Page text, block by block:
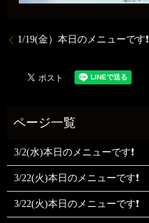
1/19(金）本日のメニューです❗
3/2(水)本日のメニューです❗
3/22(火)本日のメニューです❗
3/22(火)本日のメニューです❗